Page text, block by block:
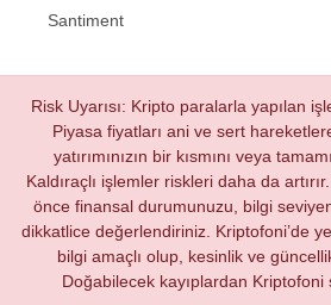
Santiment
Risk Uyarısı: Kripto paralarla yapılan
Piyasa fiyatları ani ve sert
yatırımınızın bir kısmını veya
Kaldıraçlı işlemler riskleri daha da
önce finansal durumunuzu, bilgi
dikkatlice değerlendiriniz. Kriptofoni’de
bilgi amaçlı olup, kesinlik ve
Doğabilecek kayıplardan